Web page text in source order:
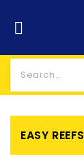

EASY REEFS